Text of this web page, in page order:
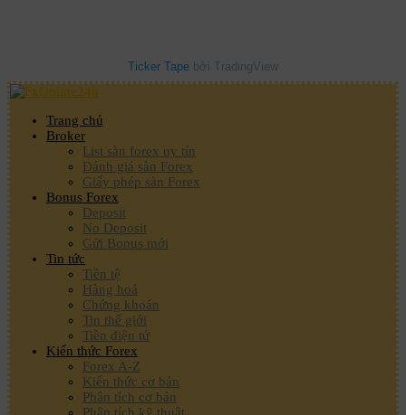
Ticker Tape bởi TradingView
Trang chủ
Broker
List sàn forex uy tín
Đánh giá sàn Forex
Giấy phép sàn Forex
Bonus Forex
Deposit
No Deposit
Gửi Bonus mới
Tin tức
Tiền tệ
Hàng hoá
Chứng khoán
Tin thế giới
Tiền điện tử
Kiến thức Forex
Forex A-Z
Kiến thức cơ bản
Phân tích cơ bản